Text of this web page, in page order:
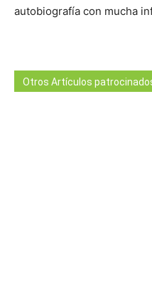
autobiografía con mucha
Otros Artículos